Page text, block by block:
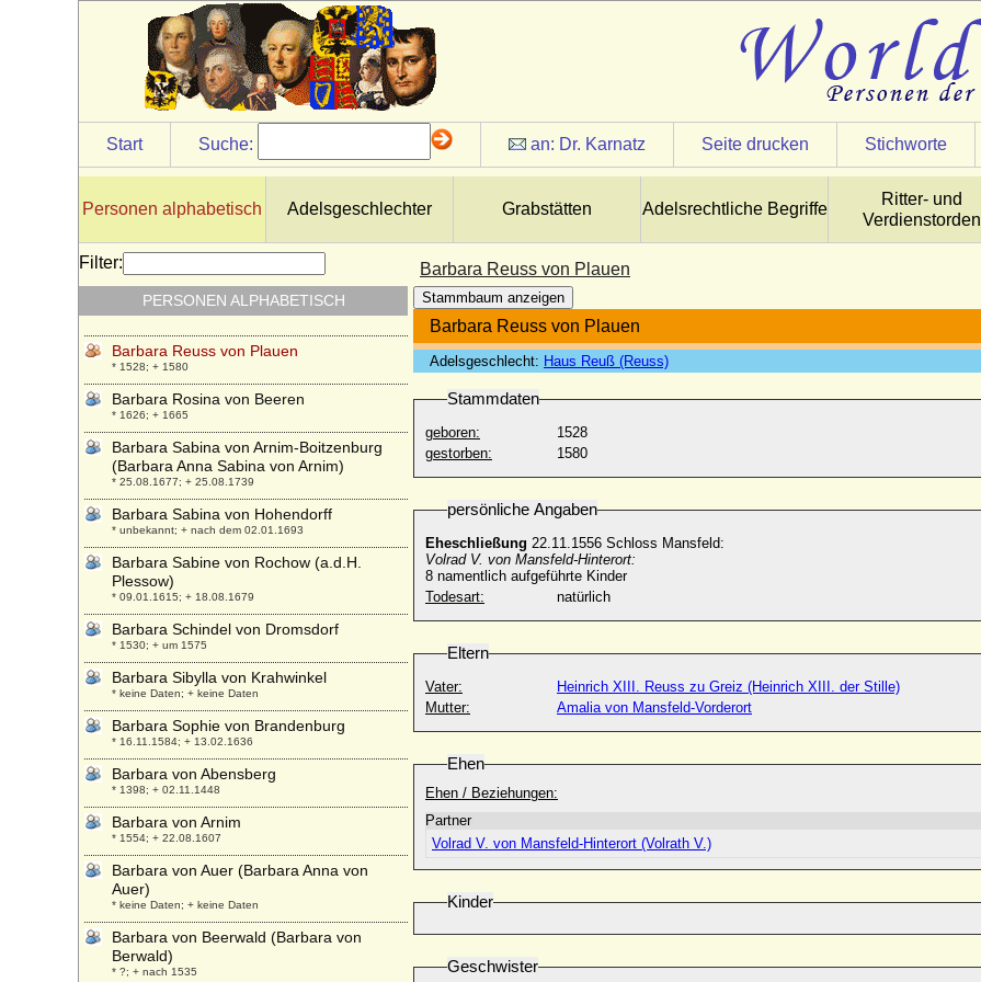
Start Suche: an: Dr. Karnatz Seite drucken Stichworte
Personen alphabetisch Adelsgeschlechter Grabstätten Adelsrechtliche Begriffe
Ritter- und
Verdienstorden
Barbara Reuss von Plauen
Stammbaum anzeigen
Barbara Reuss von Plauen
Adelsgeschlecht: Haus Reuß (Reuss)
Stammdaten
geboren:
1528
gestorben:
1580
persönliche Angaben
Eheschließung 22.11.1556 Schloss Mansfeld:
Volrad V. von Mansfeld-Hinterort:
8 namentlich aufgeführte Kinder
Todesart:
natürlich
Eltern
Vater:
Heinrich XIII. Reuss zu Greiz (Heinrich XIII. der Stille)
Mutter:
Amalia von Mansfeld-Vorderort
Ehen
Ehen / Beziehungen:
Partner
Volrad V. von Mansfeld-Hinterort (Volrath V.)
Kinder
Geschwister
Filter:
PERSONEN ALPHABETISCH
* 13.06.1694; + 18.01.1742
Barbara Maria Agathe von Lehsten (Maria
Agathe von Lehsten)
* 08.04.1608; + 1671
Barbara Maria Christina von Eimbeck
* 04.01.1710; + 27.10.1744
Barbara Maria von Bonin
Barbara Maria von Podewils
+ 12.02.1631
Barbara Poláková
* 26.01.1943;
Barbara Radziwill
* 06.12.1520; + 08.05.1551
Barbara Reuss von Plauen
* 1528; + 1580
Barbara Rosina von Beeren
* 1626; + 1665
Barbara Sabina von Arnim-Boitzenburg
(Barbara Anna Sabina von Arnim)
* 25.08.1677; + 25.08.1739
Barbara Sabina von Hohendorff
* unbekannt; + nach dem 02.01.1693
Barbara Sabine von Rochow (a.d.H.
Plessow)
* 09.01.1615; + 18.08.1679
Barbara Schindel von Dromsdorf
* 1530; + um 1575
Barbara Sibylla von Krahwinkel
* keine Daten; + keine Daten
Barbara Sophie von Brandenburg
* 16.11.1584; + 13.02.1636
Barbara von Abensberg
* 1398; + 02.11.1448
Barbara von Arnim
* 1554; + 22.08.1607
Barbara von Auer (Barbara Anna von
Auer)
* keine Daten; + keine Daten
Barbara von Beerwald (Barbara von
Berwald)
* ?; + nach 1535